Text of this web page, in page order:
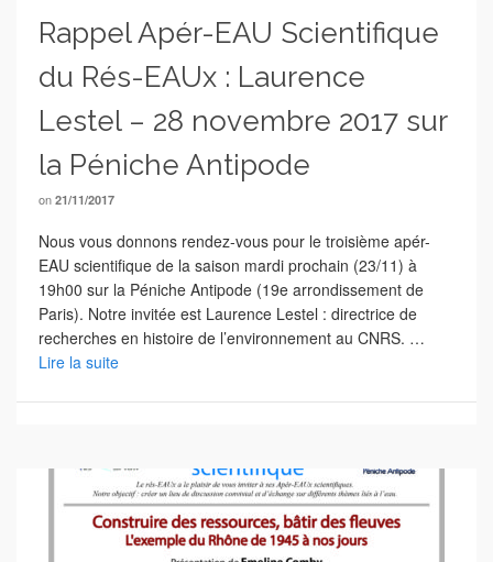
Rappel Apér-EAU Scientifique
du Rés-EAUx : Laurence
Lestel – 28 novembre 2017 sur
la Péniche Antipode
on 21/11/2017
Nous vous donnons rendez-vous pour le troisième apér-
EAU scientifique de la saison mardi prochain (23/11) à
19h00 sur la Péniche Antipode (19e arrondissement de
Paris). Notre invitée est Laurence Lestel : directrice de
recherches en histoire de l’environnement au CNRS. …
Lire la suite